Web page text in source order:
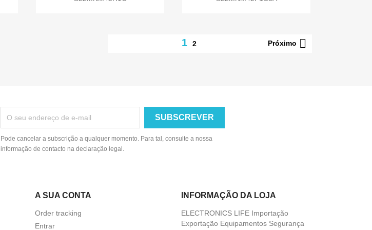
1 2 Próximo 
Pode cancelar a subscrição a qualquer momento. Para tal, consulte a nossa
informação de contacto na declaração legal.
A SUA CONTA
Order tracking
Entrar
INFORMAÇÃO DA LOJA
ELECTRONICS LIFE Importação
Exportação Equipamentos Segurança